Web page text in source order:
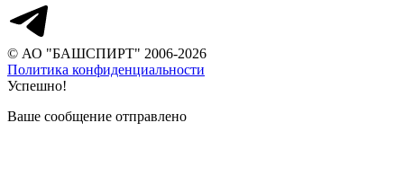
© АО "БАШСПИРТ" 2006-2026
Политика конфиденциальности
Успешно!
Ваше сообщение отправлено